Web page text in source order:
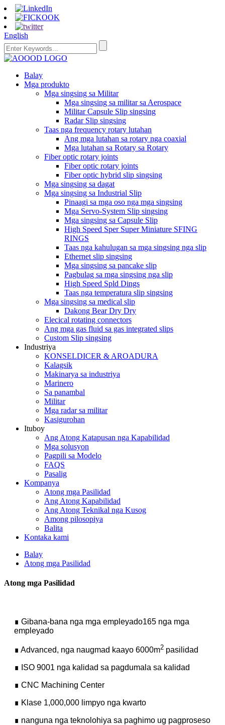
English
Balay
Mga produkto
Mga singsing sa Militar
Mga singsing sa militar sa Aerospace
Militar Capsule Slip singsing
Radar Slip singsing
Taas nga frequency rotary lutahan
Ang mga lutahan sa rotary nga coaxial
Mga lutahan sa Rotary sa Rotary
Fiber optic rotary joints
Fiber optic rotary joints
Fiber optic hybrid slip singsing
Mga singsing sa dagat
Mga singsing sa Industrial Slip
Pinaagi sa mga oso nga mga singsing
Mga Servo-System Slip singsing
Mga singsing sa Capsule Slip
High Speed ​​Sper Super Miniature SFING
RINGS
Taas nga kahulugan sa mga singsing nga slip
Ethernet slip singsing
Mga singsing sa pancake slip
Pagbulag sa mga singsing nga slip
High Speed ​​Spld Dings
Taas nga temperatura slip singsing
Mga singsing sa medical slip
Dakong Bear Dry Dry
Elecical rotating connectors
Ang mga gas fluid sa gas integrated slips
Custom Slip singsing
Industriya
KONSELDICER & AROADURA
Kalagsik
Makinarya sa industriya
Marinero
Sa panambal
Militar
Mga radar sa militar
Kasigurohan
Ituboy
Ang Atong Katapusan nga Kapabilidad
Mga solusyon
Pagpili sa Modelo
FAQS
Pasalig
Kompanya
Atong mga Pasilidad
Ang Atong Kapabilidad
Ang Atong Teknikal nga Kusog
Among pilosopiya
Balita
Kontaka kami
Balay
Atong mga Pasilidad
Atong mga Pasilidad
∎ Gibana-bana nga mga empleyado165 nga mga
empleyado
∎ Advanced, nga naugmad kaayo 6000m2 pasilidad
∎ ISO 9001 nga kalidad sa pagdumala sa kalidad
∎ CNC Machining Center
∎ Klase 1,000,000 limpyo nga kwarto
∎ nanguna nga teknolohiya sa paghimo ug pagproseso